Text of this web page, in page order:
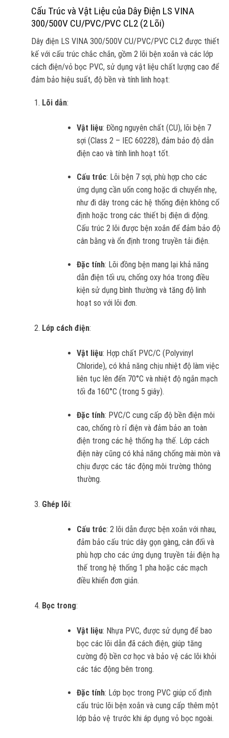
Cấu Trúc và Vật Liệu của Dây Điện LS VINA
300/500V CU/PVC/PVC CL2 (2 Lõi)
Dây điện LS VINA 300/500V CU/PVC/PVC CL2 được thiết
kế với cấu trúc chắc chắn, gồm 2 lõi bện xoắn và các lớp
cách điện/vỏ bọc PVC, sử dụng vật liệu chất lượng cao để
đảm bảo hiệu suất, độ bền và tính linh hoạt:
Lõi dẫn:
Vật liệu: Đồng nguyên chất (CU), lõi bện 7
sợi (Class 2 – IEC 60228), đảm bảo độ dẫn
điện cao và tính linh hoạt tốt.
Cấu trúc: Lõi bện 7 sợi, phù hợp cho các
ứng dụng cần uốn cong hoặc di chuyển nhẹ,
như đi dây trong các hệ thống điện không cố
định hoặc trong các thiết bị điện di động.
Cấu trúc 2 lõi được bện xoắn để đảm bảo độ
cân bằng và ổn định trong truyền tải điện.
Đặc tính: Lõi đồng bện mang lại khả năng
dẫn điện tối ưu, chống oxy hóa trong điều
kiện sử dụng bình thường và tăng độ linh
hoạt so với lõi đơn.
Lớp cách điện:
Vật liệu: Hợp chất PVC/C (Polyvinyl
Chloride), có khả năng chịu nhiệt độ làm việc
liên tục lên đến 70°C và nhiệt độ ngắn mạch
tối đa 160°C (trong 5 giây).
Đặc tính: PVC/C cung cấp độ bền điện môi
cao, chống rò rỉ điện và đảm bảo an toàn
điện trong các hệ thống hạ thế. Lớp cách
điện này cũng có khả năng chống mài mòn và
chịu được các tác động môi trường thông
thường.
Ghép lõi:
Cấu trúc: 2 lõi dẫn được bện xoắn với nhau,
đảm bảo cấu trúc dây gọn gàng, cân đối và
phù hợp cho các ứng dụng truyền tải điện hạ
thế trong hệ thống 1 pha hoặc các mạch
điều khiển đơn giản.
Bọc trong:
Vật liệu: Nhựa PVC, được sử dụng để bao
bọc các lõi dẫn đã cách điện, giúp tăng
cường độ bền cơ học và bảo vệ các lõi khỏi
các tác động bên trong.
Đặc tính: Lớp bọc trong PVC giúp cố định
cấu trúc lõi bện xoắn và cung cấp thêm một
lớp bảo vệ trước khi áp dụng vỏ bọc ngoài.